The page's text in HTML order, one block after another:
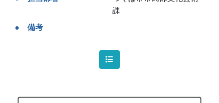
課
備考